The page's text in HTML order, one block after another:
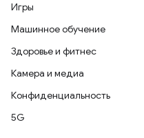
Игры
Машинное обучение
Здоровье и фитнес
Камера и медиа
Конфиденциальность
5G